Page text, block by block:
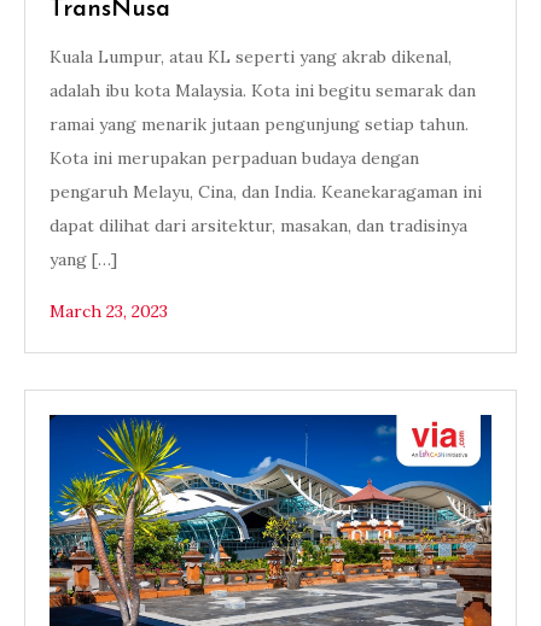
TransNusa
Kuala Lumpur, atau KL seperti yang akrab dikenal,
adalah ibu kota Malaysia. Kota ini begitu semarak dan
ramai yang menarik jutaan pengunjung setiap tahun.
Kota ini merupakan perpaduan budaya dengan
pengaruh Melayu, Cina, dan India. Keanekaragaman ini
dapat dilihat dari arsitektur, masakan, dan tradisinya
yang […]
March 23, 2023